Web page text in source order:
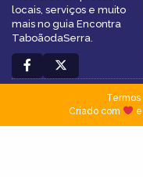
locais, serviços e muito
mais no guia Encontra
TaboãodaSerra.
Termos|
Criado com
e